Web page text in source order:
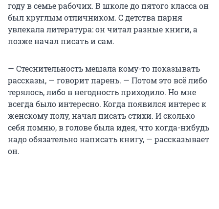
году в семье рабочих. В школе до пятого класса он
был круглым отличником. С детства парня
увлекала литература: он читал разные книги, а
позже начал писать и сам.
— Стеснительность мешала кому-то показывать
рассказы, — говорит парень. — Потом это всё либо
терялось, либо в негодность приходило. Но мне
всегда было интересно. Когда появился интерес к
женскому полу, начал писать стихи. И сколько
себя помню, в голове была идея, что когда-нибудь
надо обязательно написать книгу, — рассказывает
он.